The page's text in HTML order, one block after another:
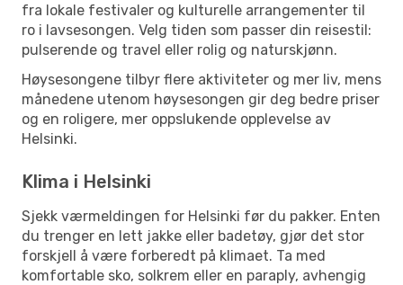
fra lokale festivaler og kulturelle arrangementer til
ro i lavsesongen. Velg tiden som passer din reisestil:
pulserende og travel eller rolig og naturskjønn.
Høysesongene tilbyr flere aktiviteter og mer liv, mens
månedene utenom høysesongen gir deg bedre priser
og en roligere, mer oppslukende opplevelse av
Helsinki.
Klima i Helsinki
Sjekk værmeldingen for Helsinki før du pakker. Enten
du trenger en lett jakke eller badetøy, gjør det stor
forskjell å være forberedt på klimaet. Ta med
komfortable sko, solkrem eller en paraply, avhengig